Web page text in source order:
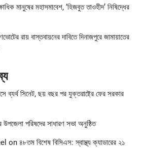
মানুষের মহাসমাবেশ, ‘হিজবুত তাওহীদ’ নিষিদ্ধের
রায় বাস্তবায়নের দাবিতে দিনাজপুরে জামায়াতের
ব্যর্থ সিনেট, ছয় বছর পর যুক্তরাষ্ট্রে ফের সরকার
পরিষদের সাধারণ সভা অনুষ্ঠিত
on ৪৮তম বিশেষ বিসিএস: স্বাস্থ্য ক্যাডারের ২১